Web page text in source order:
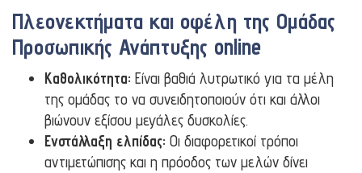
Πλεονεκτήματα και οφέλη της Ομάδας
Προσωπικής Ανάπτυξης online
Καθολικότητα: Είναι βαθιά λυτρωτικό για τα μέλη
της ομάδας το να συνειδητοποιούν ότι και άλλοι
βιώνουν εξίσου μεγάλες δυσκολίες.
Ενστάλλαξη ελπίδας: Οι διαφορετικοί τρόποι
αντιμετώπισης και η πρόοδος των μελών δίνει